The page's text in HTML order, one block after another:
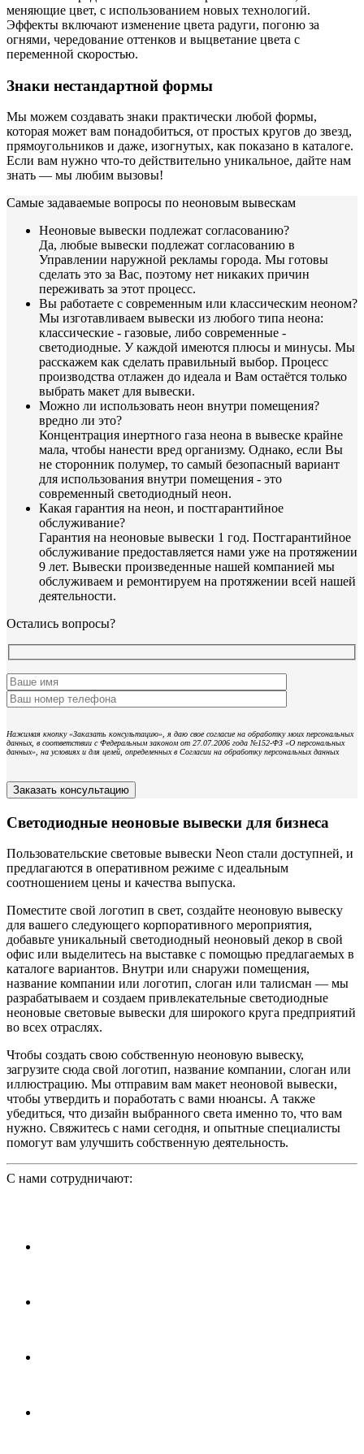
меняющие цвет, с использованием новых технологий.
Эффекты включают изменение цвета радуги, погоню за
огнями, чередование оттенков и выцветание цвета с
переменной скоростью.
Знаки нестандартной формы
Мы можем создавать знаки практически любой формы,
которая может вам понадобиться, от простых кругов до звезд,
прямоугольников и даже, изогнутых, как показано в каталоге.
Если вам нужно что-то действительно уникальное, дайте нам
знать — мы любим вызовы!
Самые задаваемые вопросы по неоновым вывескам
Неоновые вывески подлежат согласованию?
Да, любые вывески подлежат согласованию в
Управлении наружной рекламы города. Мы готовы
сделать это за Вас, поэтому нет никаких причин
переживать за этот процесс.
Вы работаете с современным или классическим неоном?
Мы изготавливаем вывески из любого типа неона:
классические - газовые, либо современные -
светодиодные. У каждой имеются плюсы и минусы. Мы
расскажем как сделать правильный выбор. Процесс
производства отлажен до идеала и Вам остаётся только
выбрать макет для вывески.
Можно ли использовать неон внутри помещения?
вредно ли это?
Концентрация инертного газа неона в вывеске крайне
мала, чтобы нанести вред организму. Однако, если Вы
не сторонник полумер, то самый безопасный вариант
для использования внутри помещения - это
современный светодиодный неон.
Какая гарантия на неон, и постгарантийное
обслуживание?
Гарантия на неоновые вывески 1 год. Постгарантийное
обслуживание предоставляется нами уже на протяжении
9 лет. Вывески произведенные нашей компанией мы
обслуживаем и ремонтируем на протяжении всей нашей
деятельности.
Остались вопросы?
Нажимая кнопку «Заказать консультацию», я даю свое согласие на обработку моих персональных
данных, в соответствии с Федеральным законом от 27.07.2006 года №152-ФЗ «О персональных
данных», на условиях и для целей, определенных в Согласии на обработку персональных данных
Светодиодные неоновые вывески для бизнеса
Пользовательские световые вывески Neon стали доступней, и
предлагаются в оперативном режиме с идеальным
соотношением цены и качества выпуска.
Поместите свой логотип в свет, создайте неоновую вывеску
для вашего следующего корпоративного мероприятия,
добавьте уникальный светодиодный неоновый декор в свой
офис или выделитесь на выставке с помощью предлагаемых в
каталоге вариантов. Внутри или снаружи помещения,
название компании или логотип, слоган или талисман — мы
разрабатываем и создаем привлекательные светодиодные
неоновые световые вывески для широкого круга предприятий
во всех отраслях.
Чтобы создать свою собственную неоновую вывеску,
загрузите сюда свой логотип, название компании, слоган или
иллюстрацию. Мы отправим вам макет неоновой вывески,
чтобы утвердить и поработать с вами нюансы. А также
убедиться, что дизайн выбранного света именно то, что вам
нужно. Свяжитесь с нами сегодня, и опытные специалисты
помогут вам улучшить собственную деятельность.
С нами сотрудничают: